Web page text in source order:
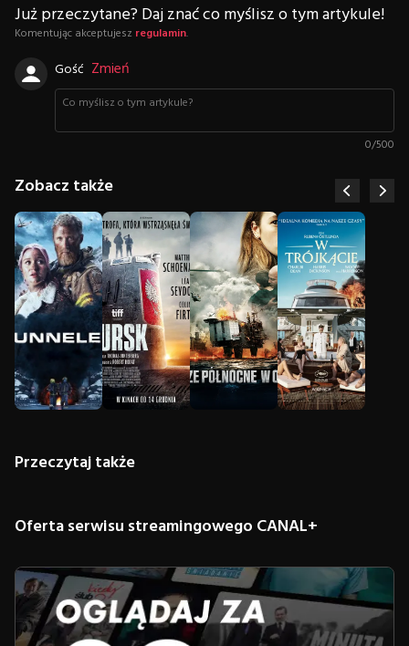
Już przeczytane? Daj znać co myślisz o tym artykule!
Komentując akceptujesz regulamin.
Gość Zmień
0/500
Zobacz także
Przeczytaj także
Oferta serwisu streamingowego CANAL+